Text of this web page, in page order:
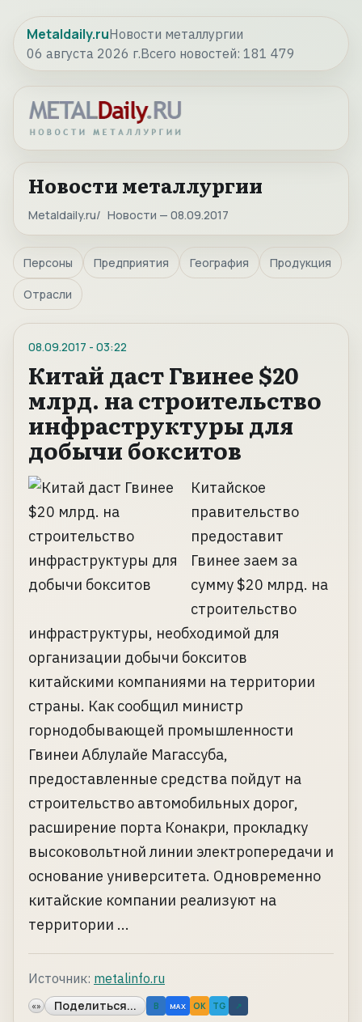
Metaldaily.ruНовости металлургии
06 августа 2026 г.Всего новостей: 181 479
Новости металлургии
Metaldaily.ru Новости — 08.09.2017
Персоны Предприятия География Продукция
Отрасли
08.09.2017 - 03:22
Китай даст Гвинее $20
млрд. на строительство
инфраструктуры для
добычи бокситов
Китайское
правительство
предоставит
Гвинее заем за
сумму $20 млрд. на
строительство
инфраструктуры, необходимой для
организации добычи бокситов
китайскими компаниями на территории
страны. Как сообщил министр
горнодобывающей промышленности
Гвинеи Аблулайе Магассуба,
предоставленные средства пойдут на
строительство автомобильных дорог,
расширение порта Конакри, прокладку
высоковольтной линии электропередачи и
основание университета. Одновременно
китайские компании реализуют на
территории ...
Источник: metalinfo.ru
«» Поделиться... B MAX OK TG ↗